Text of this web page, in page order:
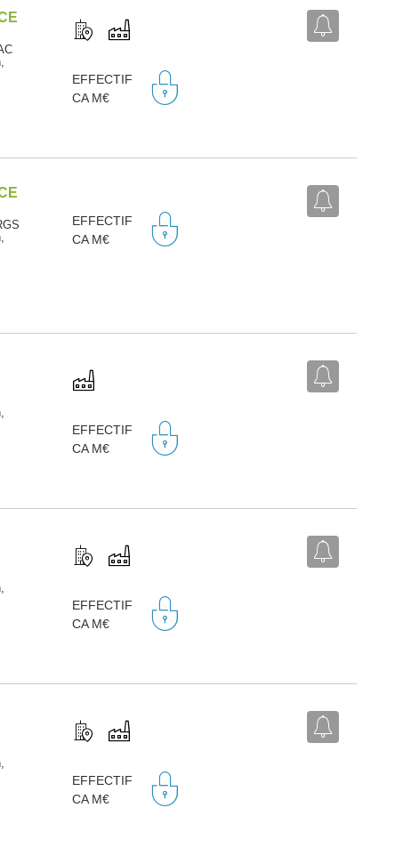
EFFECTIF
CA M€
EFFECTIF
CA M€
EFFECTIF
CA M€
EFFECTIF
CA M€
EFFECTIF
CA M€